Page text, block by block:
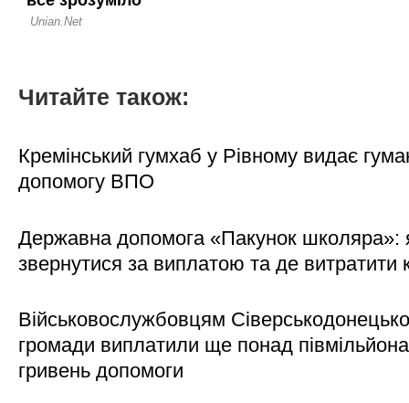
Читайте також:
Кремінський гумхаб у Рівному видає
допомогу ВПО
Державна допомога «Пакунок школяра»:
звернутися за виплатою та де витратити
Військовослужбовцям
громади виплатили ще понад півмільйона
гривень допомоги